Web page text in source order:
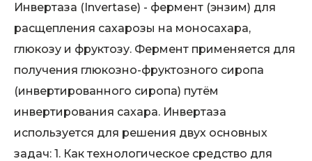
Инвертаза (Invertase) - фермент (энзим) для
расщепления сахарозы на моносахара,
глюкозу и фруктозу. Фермент применяется для
получения глюкозно-фруктозного сиропа
(инвертированного сиропа) путём
инвертирования сахара. Инвертаза
используется для решения двух основных
задач: 1. Как технологическое средство для